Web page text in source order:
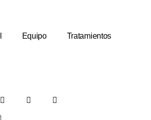
Equipo Tratamientos